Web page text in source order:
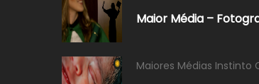
Maior Média –
Maiores Médias Instinto